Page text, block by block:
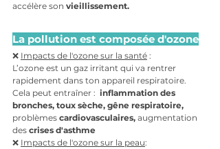
accélère son vieillissement.
La pollution est composée d'ozone
❌ Impacts de l'ozone sur la santé :
L’ozone est un gaz irritant qui va rentrer
rapidement dans ton appareil respiratoire.
Cela peut entraîner : inflammation des
bronches, toux sèche, gêne respiratoire,
problèmes cardiovasculaires, augmentation
des crises d'asthme
❌ Impacts de l'ozone sur la peau: